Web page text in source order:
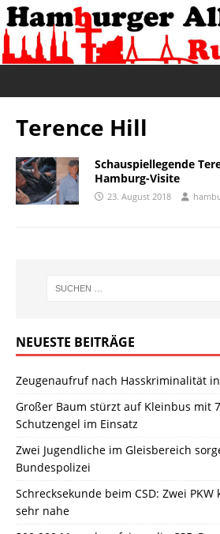
Terence Hill
Schauspiellegende
Hamburg-Visite
23. August 2018
NEUESTE BEITRÄGE
Zeugenaufruf nach Hasskriminalität
Großer Baum stürzt auf Kleinbus mit
Schutzengel im Einsatz
Zwei Jugendliche im Gleisbereich
Bundespolizei
Schrecksekunde beim CSD: Zwei
sehr nahe